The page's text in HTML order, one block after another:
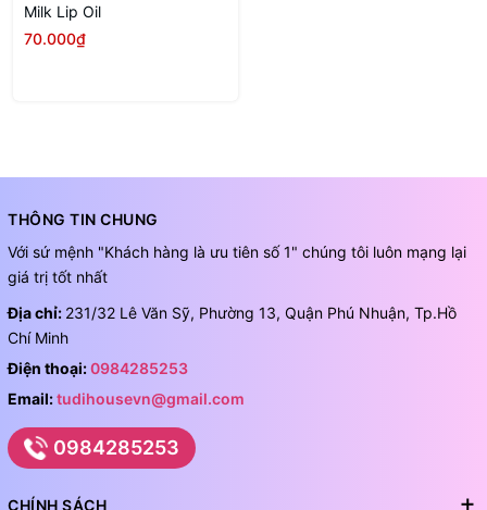
Milk Lip Oil
70.000₫
THÔNG TIN CHUNG
Với sứ mệnh "Khách hàng là ưu tiên số 1" chúng tôi luôn mạng lại
giá trị tốt nhất
Địa chỉ: 231/32 Lê Văn Sỹ, Phường 13, Quận Phú Nhuận, Tp.Hồ
Chí Minh
Điện thoại:0984285253
Email:tudihousevn@gmail.com
0984285253
CHÍNH SÁCH